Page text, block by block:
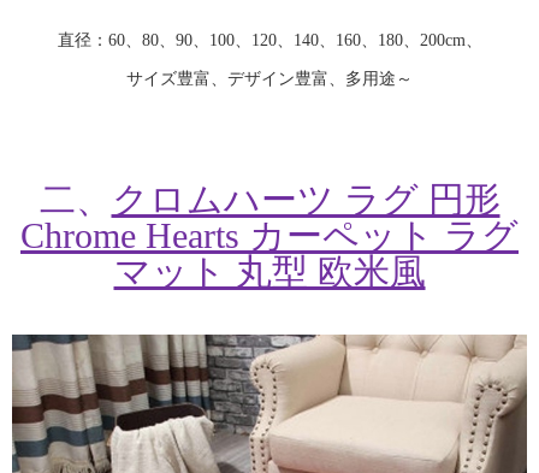
直径：60、80、90、100、120、140、160、180、200cm、
サイズ豊富、デザイン豊富、多用途～
二、
クロムハーツ ラグ 円形
Chrome Hearts カーペット ラグ
マット 丸型 欧米風